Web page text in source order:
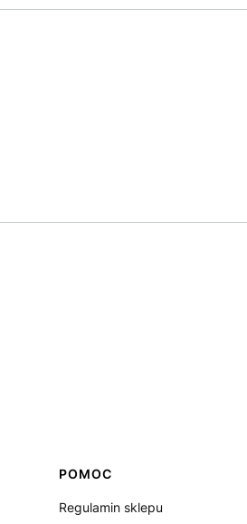
POMOC
Regulamin sklepu